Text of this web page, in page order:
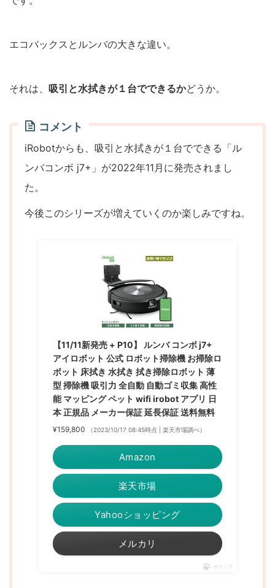
エコバックスとルンバの大きな違い。
それは、 吸引と水拭きが１台でできるかどうか。
コメント
iRobotからも、吸引と水拭きが１台でできる「ル
ンバコンボ j7+」が2022年11月に発売されまし
た。
今後このシリーズが増えていくのか楽しみですね。
【11/11新発売 + P10】 ルンバ コンボ j7+
アイロボット 公式 ロボット掃除機 お掃除ロ
ボット 床拭き 水拭き 拭き掃除ロボット 薄
型 掃除機 吸引力 全自動 自動ゴミ収集 高性
能 マッピング ペット wifi irobot アプリ 日
本 正規品 メーカー保証 延長保証 送料無料
¥159,800 （2023/10/17 08:45時点 | 楽天市場調べ）
Amazon
楽天市場
Yahooショッピング
メルカリ
ポチップ